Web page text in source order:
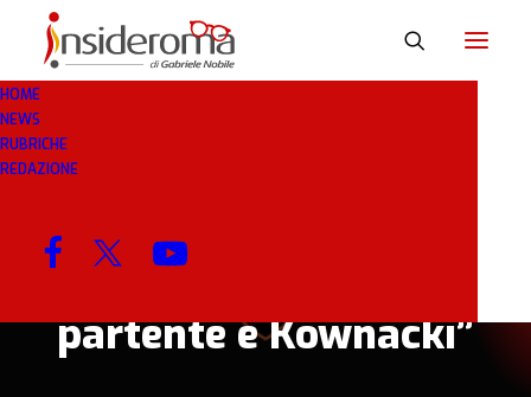
HOME
NEWS
RUBRICHE
REDAZIONE
19 GEN 2019
Giampaolo: “Tra Defrel
partente è Kownacki”